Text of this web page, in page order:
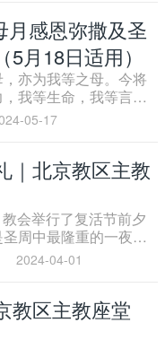
月感恩弥撒及圣
月18日适用）
亦为我等之母。今将
我等生命，我等言
全国人民，以孝爱之
爱之圣心。求尔为众
求尔为教友之母，使
增广。并求尔为教外
暗冥，而得信德之
人民，皆尔圣子圣血
，赐之同归耶稣圣
，而共成一牧一栈。
05-17
｜北京教区主教
会举行了复活节前夕
周中最隆重的一夜，
峰。
2024-04-01
教区主教座堂